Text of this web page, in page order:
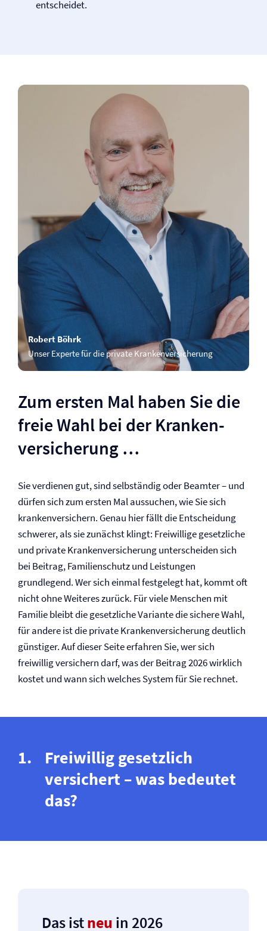
entscheidet.
Robert Böhrk
Unser Experte für die private Kranken­versicherung
Zum ersten Mal haben Sie die
freie Wahl bei der Kranken­
versicherung …
Sie verdienen gut, sind selbständig oder Beamter – und
dürfen sich zum ersten Mal aussuchen, wie Sie sich
krankenversichern. Genau hier fällt die Entscheidung
schwerer, als sie zunächst klingt: Freiwillige gesetzliche
und private Kranken­versicherung unterscheiden sich
bei Beitrag, Familienschutz und Leistungen
grundlegend. Wer sich einmal festgelegt hat, kommt oft
nicht ohne Weiteres zurück. Für viele Menschen mit
Familie bleibt die gesetzliche Variante die sichere Wahl,
für andere ist die private Kranken­versicherung deutlich
günstiger. Auf dieser Seite erfahren Sie, wer sich
freiwillig versichern darf, was der Beitrag 2026 wirklich
kostet und wann sich welches System für Sie rechnet.
Freiwillig gesetzlich
versichert – was bedeutet
das?
Das istneu in 2026